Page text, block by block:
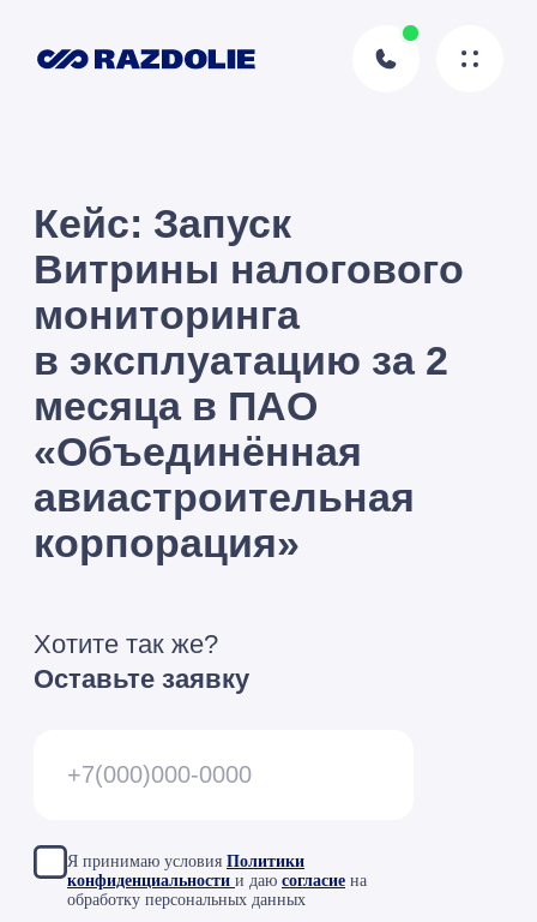
мониторинга
в эксплуатацию за 2
месяца в ПАО
«Объединённая
авиастроительная
корпорация»
обработку персональных данных
Хотите так же?
Оставьте заявку